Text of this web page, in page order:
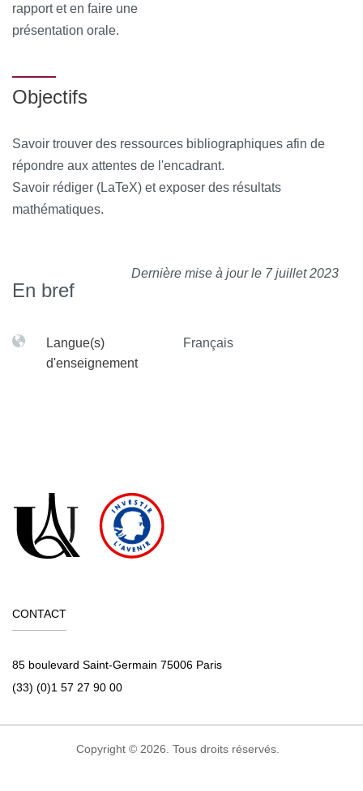
rapport et en faire une
présentation orale.
Objectifs
Savoir trouver des ressources bibliographiques afin de
répondre aux attentes de l'encadrant.
Savoir rédiger (LaTeX) et exposer des résultats
mathématiques.
Dernière mise à jour le 7 juillet 2023
En bref
Langue(s)
d'enseignement
Français
CONTACT
85 boulevard Saint-Germain 75006 Paris
(33) (0)1 57 27 90 00
Copyright © 2026. Tous droits réservés.